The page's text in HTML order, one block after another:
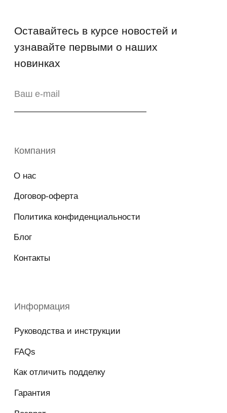
Свидетельство на товарный знак
№83312 от 19.01.2018 года